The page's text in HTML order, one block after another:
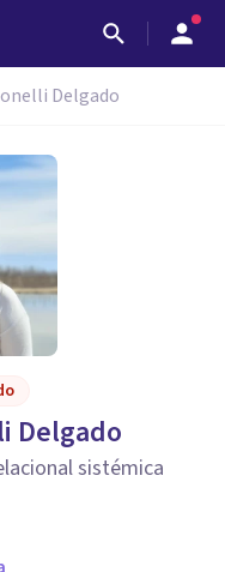
Delgado
Delgado
sistémica